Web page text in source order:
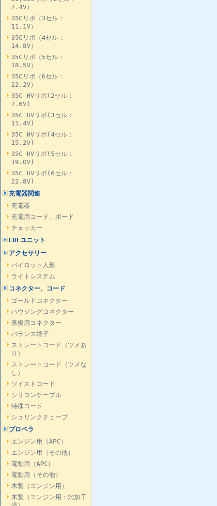
7.4V）
35Cリポ（3セル：
11.1V）
35Cリポ（4セル：
14.8V）
35Cリポ（5セル：
18.5V）
35Cリポ（6セル：
22.2V）
35C HVリポ(2セル：
7.6V)
35C HVリポ(3セル：
11.4V)
35C HVリポ(4セル：
15.2V)
35C HVリポ(5セル：
19.0V)
35C HVリポ(6セル：
22.8V)
充電器関連
充電器
充電用コード、ボード
チェッカー
EDFユニット
アクセサリー
パイロット人形
ライトシステム
コネクター、コード
ゴールドコネクター
ハウジングコネクター
基板用コネクター
バランス端子
ストレートコード（ツメあ
り）
ストレートコード（ツメな
し）
ツイストコード
シリコンケーブル
特殊コード
シュリンクチューブ
プロペラ
エンジン用（APC）
エンジン用（その他）
電動用（APC）
電動用（その他）
木製（エンジン用）
木製（エンジン用：穴加工